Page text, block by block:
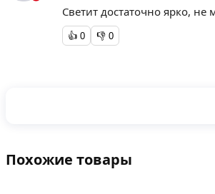
Светит достаточно ярко, не
👍 0 👎 0
Похожие товары